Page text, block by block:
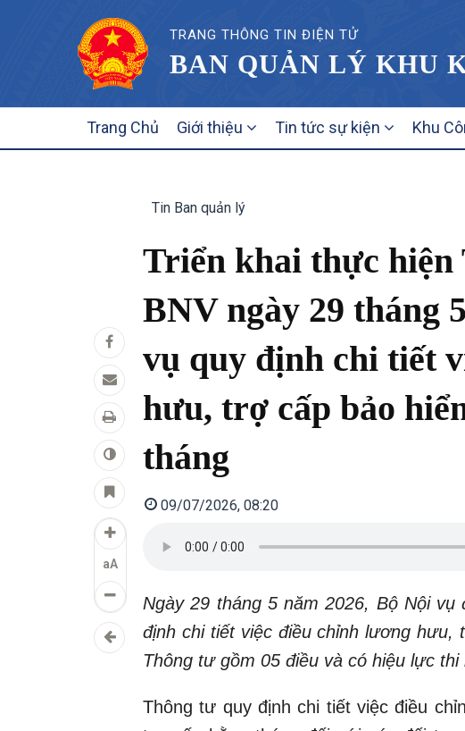
TRANG THÔNG TIN ĐIỆN TỬ
BAN QUẢN LÝ KHU
NAVIGATION
Trang Chủ Giới thiệu Tin tức sự kiện Khu
aA
Tin Ban quản lý
Triển khai thực hiện
BNV ngày 29 tháng
vụ quy định chi tiết
hưu, trợ cấp bảo
tháng
09/07/2026, 08:20
Ngày 29 tháng 5 năm 2026, Bộ Nội vụ
định chi tiết việc điều chỉnh lương hưu,
Thông tư gồm 05 điều và có hiệu lực
Thông tư quy định chi tiết việc điều